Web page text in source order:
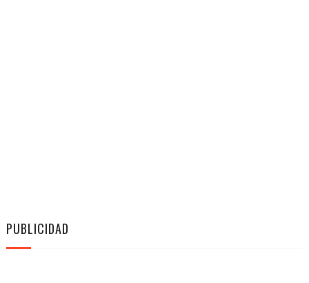
PUBLICIDAD